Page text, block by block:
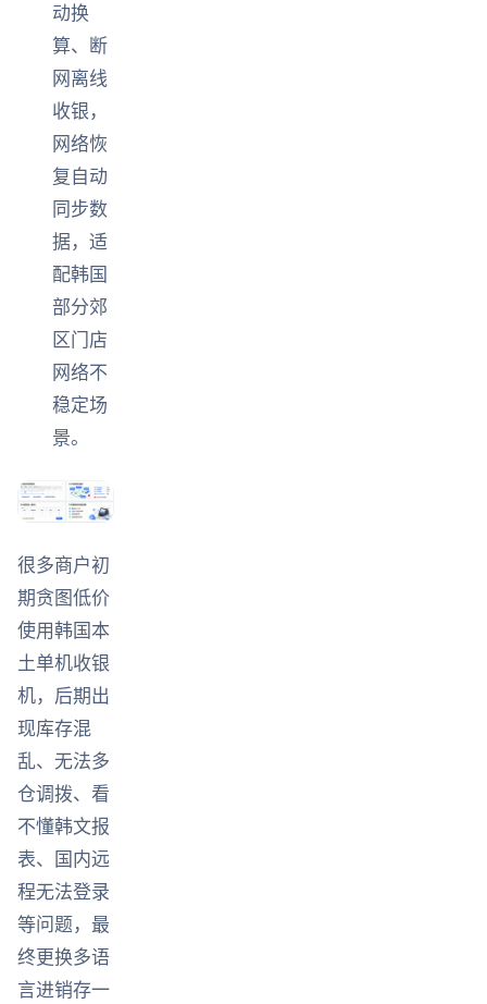
动换
算、断
网离线
收银，
网络恢
复自动
同步数
据，适
配韩国
部分郊
区门店
网络不
稳定场
景。
很多商户初
期贪图低价
使用韩国本
土单机收银
机，后期出
现库存混
乱、无法多
仓调拨、看
不懂韩文报
表、国内远
程无法登录
等问题，最
终更换多语
言进销存一